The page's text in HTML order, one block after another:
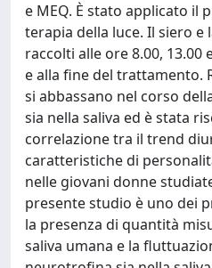
e MEQ. È stato applicato il
terapia della luce. Il siero e
raccolti alle ore 8.00, 13.00
e alla fine del trattamento.
si abbassano nel corso
sia nella saliva ed è stata
correlazione tra il trend
caratteristiche di
nelle giovani donne
presente studio è uno dei
la presenza di quantità
saliva umana e la